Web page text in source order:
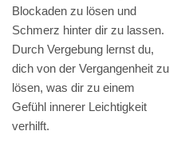
Blockaden zu lösen und
Schmerz hinter dir zu lassen.
Durch Vergebung lernst du,
dich von der Vergangenheit zu
lösen, was dir zu einem
Gefühl innerer Leichtigkeit
verhilft.